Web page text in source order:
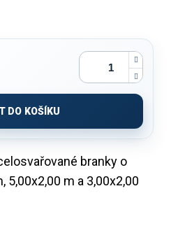
branky o
5,00x2,00 m a 3,00x2,00
DO KOŠÍKU